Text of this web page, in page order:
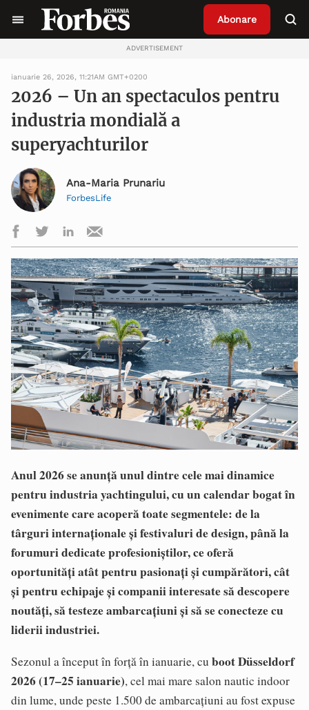
Abonare
ADVERTISEMENT
ianuarie 26, 2026, 11:21AM GMT+0200
2026 – Un an spectaculos pentru
industria mondială a
superyachturilor
Ana-Maria Prunariu
ForbesLife
Anul 2026 se anunță unul dintre cele mai dinamice
pentru industria yachtingului, cu un calendar bogat în
evenimente care acoperă toate segmentele: de la
târguri internaționale și festivaluri de design, până la
forumuri dedicate profesioniștilor, ce oferă
oportunități atât pentru pasionați și cumpărători, cât
și pentru echipaje și companii interesate să descopere
noutăți, să testeze ambarcațiuni și să se conecteze cu
liderii industriei.
Sezonul a început în forță în ianuarie, cu boot Düsseldorf
2026 (17–25 ianuarie), cel mai mare salon nautic indoor
din lume, unde peste 1.500 de ambarcațiuni au fost expuse